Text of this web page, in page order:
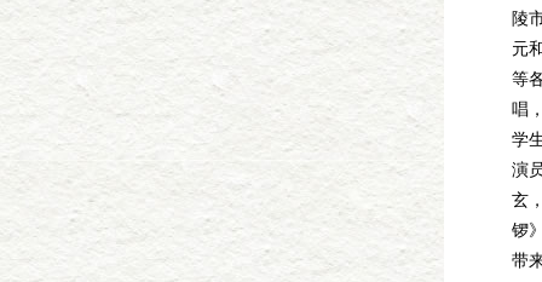
陵
元
等
唱
学
演
玄
锣
带